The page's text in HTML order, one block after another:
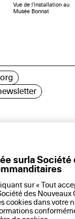
Vue de l'installation au
Musée Bonnat
75003 Paris
surla Société
sur « Tout
des
cookies dans votre